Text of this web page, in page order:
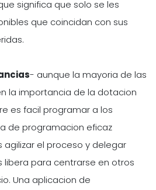
significa que solo se les
que coincidan con sus
- aunque la mayoria de las
la importancia de la dotacion
es facil programar a los
de programacion eficaz
el proceso y delegar
libera para centrarse en otros
Una aplicacion de